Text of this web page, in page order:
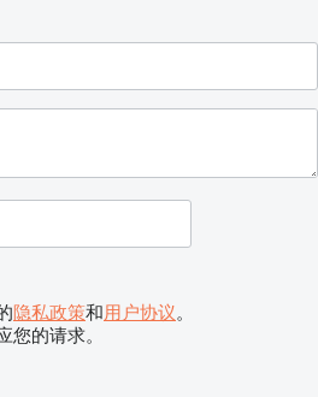
隐私政策和用户协议。
您的请求。